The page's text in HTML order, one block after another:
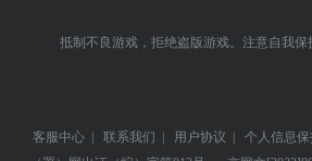
抵制不良游戏，拒绝盗版游戏。注意自我
客服中心 | 联系我们 | 用户协议 |
个人信息